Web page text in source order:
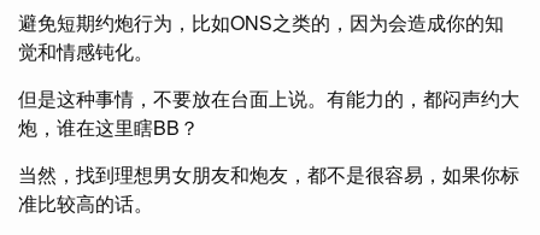
避免短期约炮行为，比如ONS之类的，因为会造成你的知
觉和情感钝化。
但是这种事情，不要放在台面上说。有能力的，都闷声约大
炮，谁在这里瞎BB？
当然，找到理想男女朋友和炮友，都不是很容易，如果你标
准比较高的话。